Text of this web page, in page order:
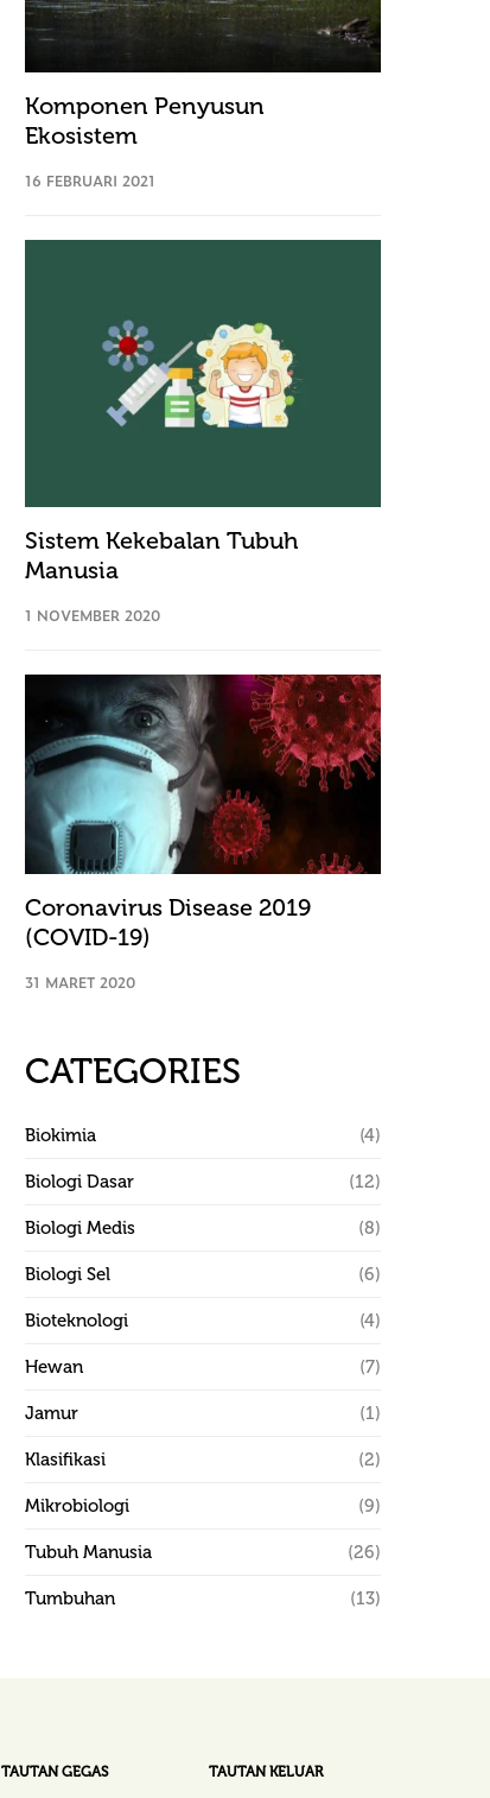
Komponen Penyusun
Ekosistem
16 FEBRUARI 2021
Sistem Kekebalan Tubuh
Manusia
1 NOVEMBER 2020
Coronavirus Disease 2019
(COVID-19)
31 MARET 2020
CATEGORIES
Biokimia (4)
Biologi Dasar (12)
Biologi Medis (8)
Biologi Sel (6)
Bioteknologi (4)
Hewan (7)
Jamur (1)
Klasifikasi (2)
Mikrobiologi (9)
Tubuh Manusia (26)
Tumbuhan (13)
TAUTAN GEGAS TAUTAN KELUAR